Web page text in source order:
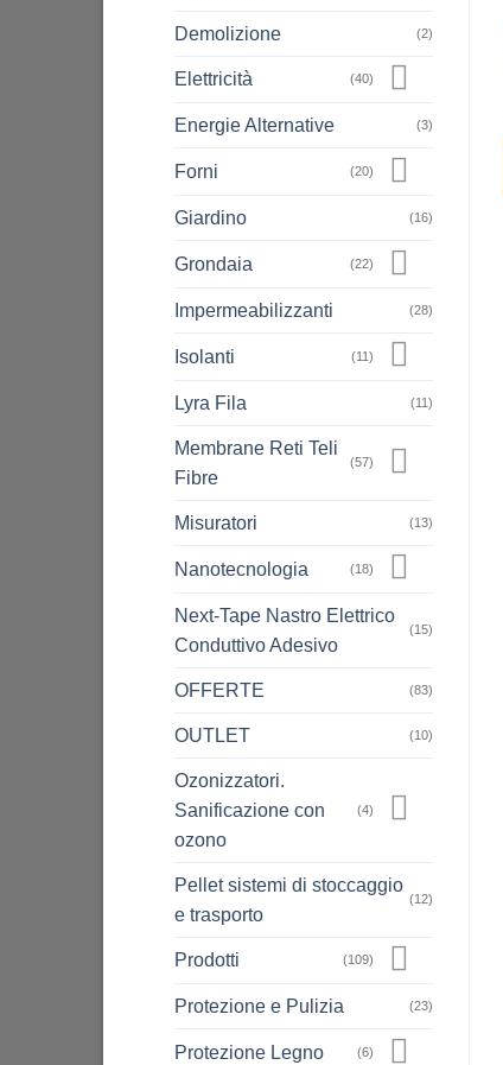
Demolizione (2)
Elettricità (40)
Energie Alternative (3)
Forni (20)
Giardino (16)
Grondaia (22)
Impermeabilizzanti (28)
Isolanti (11)
Lyra Fila (11)
Membrane Reti Teli
Fibre
(57)
Misuratori (13)
Nanotecnologia (18)
Next-Tape Nastro Elettrico
Conduttivo Adesivo
(15)
OFFERTE (83)
OUTLET (10)
Ozonizzatori.
Sanificazione con
ozono
(4)
Pellet sistemi di stoccaggio
e trasporto
(12)
Prodotti (109)
Protezione e Pulizia (23)
Protezione Legno (6)